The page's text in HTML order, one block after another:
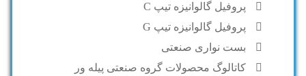
پروفیل گالوانیزه تیپ C
پروفیل گالوانیزه تیپ G
بست نواری صنعتی
کاتالوگ محصولات گروه صنعتی پیله ور